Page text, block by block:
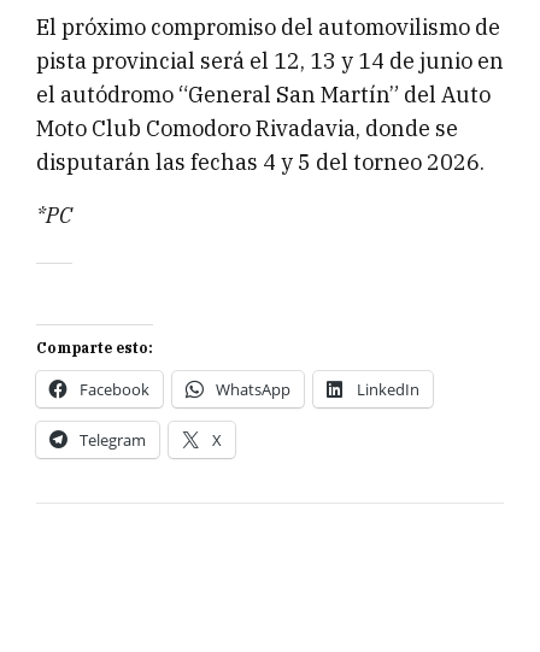
El próximo compromiso del automovilismo de
pista provincial será el 12, 13 y 14 de junio en
el autódromo “General San Martín” del Auto
Moto Club Comodoro Rivadavia, donde se
disputarán las fechas 4 y 5 del torneo 2026.
*PC
Comparte esto:
Facebook WhatsApp LinkedIn
Telegram X